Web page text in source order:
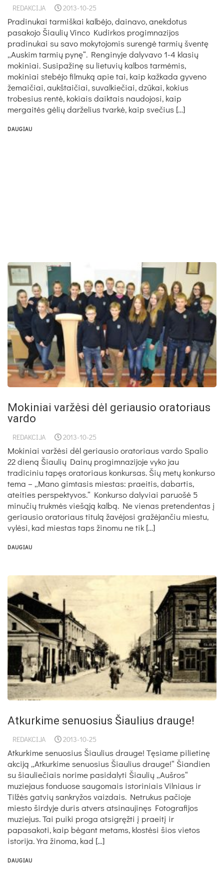
REDAKCIJA 2013-10-25
Pradinukai tarmiškai kalbėjo, dainavo, anekdotus
pasakojo Šiaulių Vinco Kudirkos progimnazijos
pradinukai su savo mokytojomis surengė tarmių šventę
„Auskim tarmių pynę“. Renginyje dalyvavo 1-4 klasių
mokiniai. Susipažinę su lietuvių kalbos tarmėmis,
mokiniai stebėjo filmuką apie tai, kaip kažkada gyveno
žemaičiai, aukštaičiai, suvalkiečiai, dzūkai, kokius
trobesius rentė, kokiais daiktais naudojosi, kaip
mergaitės gėlių darželius tvarkė, kaip svečius […]
DAUGIAU
Mokiniai varžėsi dėl geriausio oratoriaus
vardo
REDAKCIJA 2013-10-25
Mokiniai varžėsi dėl geriausio oratoriaus vardo Spalio
22 dieną Šiaulių Dainų progimnazijoje vyko jau
tradiciniu tapęs oratoriaus konkursas. Šių metų konkurso
tema – „Mano gimtasis miestas: praeitis, dabartis,
ateities perspektyvos.“ Konkurso dalyviai paruošė 5
minučių trukmės viešąją kalbą. Ne vienas pretendentas į
geriausio oratoriaus titulą žavėjosi gražėjančiu miestu,
vylėsi, kad miestas taps žinomu ne tik […]
DAUGIAU
Atkurkime senuosius Šiaulius drauge!
REDAKCIJA 2013-10-25
Atkurkime senuosius Šiaulius drauge! Tęsiame pilietinę
akciją „Atkurkime senuosius Šiaulius drauge!“ Šiandien
su šiauliečiais norime pasidalyti Šiaulių „Aušros“
muziejaus fonduose saugomais istoriniais Vilniaus ir
Tilžės gatvių sankryžos vaizdais. Netrukus pačioje
miesto širdyje duris atvers atsinaujinęs Fotografijos
muziejus. Tai puiki proga atsigręžti į praeitį ir
papasakoti, kaip bėgant metams, klostėsi šios vietos
istorija. Yra žinoma, kad […]
DAUGIAU